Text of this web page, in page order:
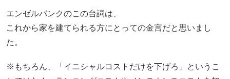
エンゼルバンクのこの台詞は、
これから家を建てられる方にとっての金言だと思いまし
た。
※もちろん、「イニシャルコストだけを下げろ」というこ